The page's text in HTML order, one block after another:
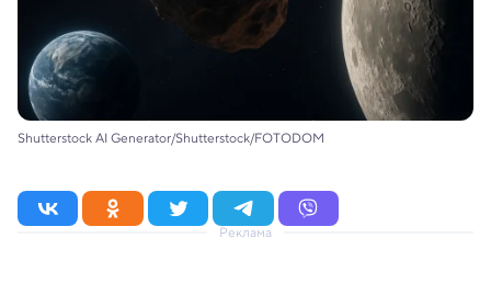
Shutterstock AI Generator/Shutterstock/FOTODOM
Реклама